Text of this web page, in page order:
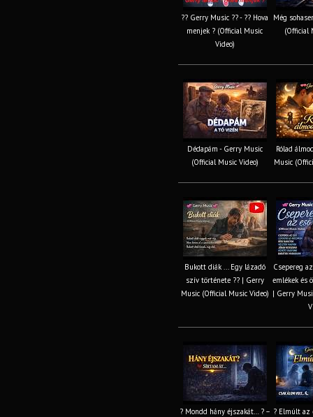
?? Gerry Music ?? - ?? Hova
menjek ? (Official Music
Video)
Még
(Official
Dédapám - Gerry Music
(Official Music Video)
Rólad
Music
Bukott diák ... Egy lázadó
szív története ?? | Gerry
Music (Official Music Video)
Csepereg
emlékek és
| Gerry
? Mondd hány éjszakát… ? – ? Elmúlt az